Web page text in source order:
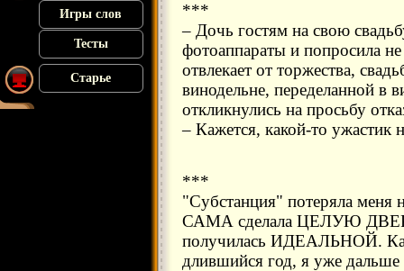
Игры слов
Тесты
Старье
***
– Дочь гостям на свою
фотоаппараты и попросила
отвлекает от торжества,
винодельне, переделанной в
откликнулись на просьбу
– Кажется, какой-то ужастик
***
"Субстанция" потеряла меня
САМА сделала ЦЕЛУЮ
получилась ИДЕАЛЬНОЙ.
длившийся год, я уже